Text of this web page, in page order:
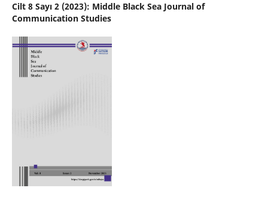
Cilt 8 Sayı 2 (2023): Middle Black Sea Journal of
Communication Studies